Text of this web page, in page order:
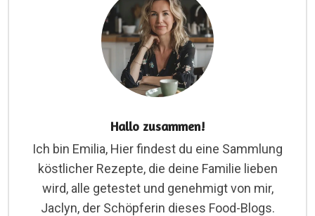
Hallo zusammen!
Ich bin Emilia, Hier findest du eine Sammlung
köstlicher Rezepte, die deine Familie lieben
wird, alle getestet und genehmigt von mir,
Jaclyn, der Schöpferin dieses Food-Blogs.